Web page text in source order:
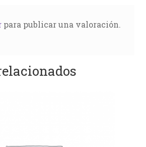
para publicar una valoración.